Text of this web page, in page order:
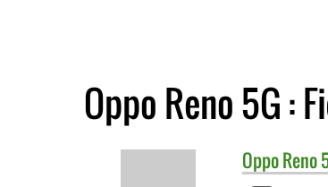
Oppo Reno 5G :
OppoReno